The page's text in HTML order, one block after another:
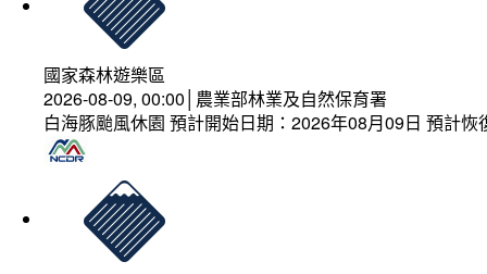
國家森林遊樂區
2026-08-09, 00:00│農業部林業及自然保育署
白海豚颱風休園 預計開始日期：2026年08月09日 預計